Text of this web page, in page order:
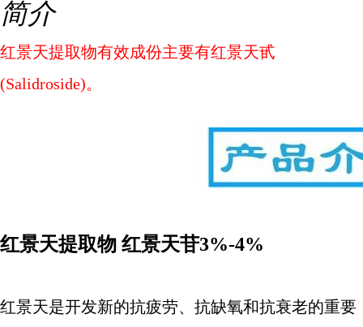
简介
红景天提取物有效成份主要有红景天甙
(Salidroside)。
红景天提取物 红景天苷3%-4%
红景天是开发新的抗疲劳、抗缺氧和抗衰老的重要